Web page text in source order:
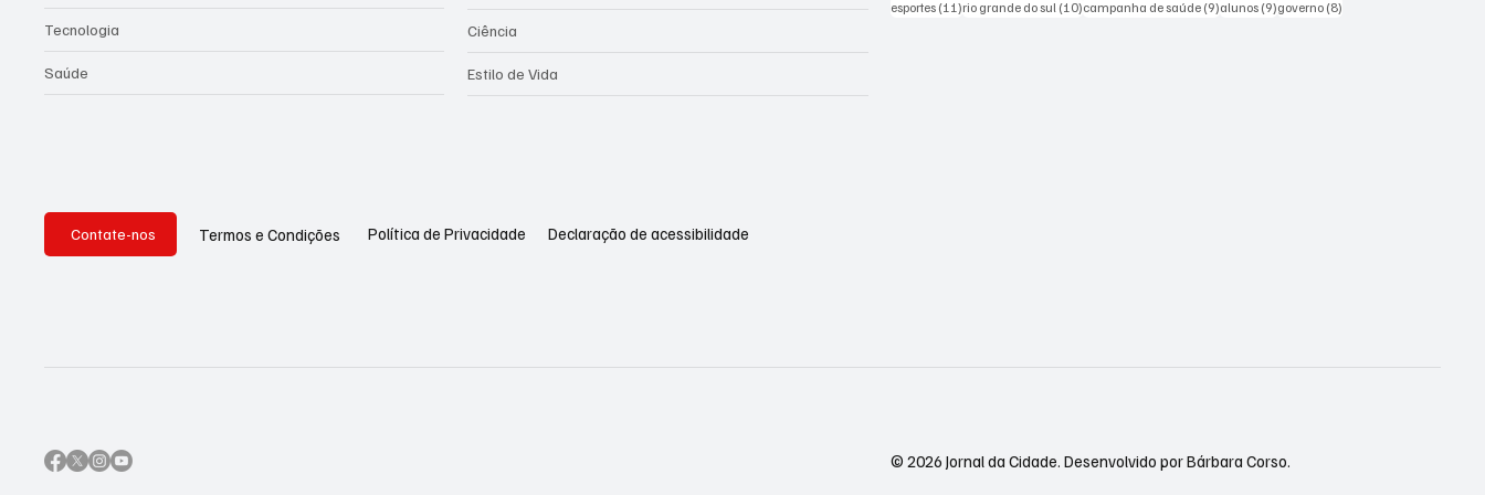
Tecnologia
Saúde
Ciência
Estilo de Vida
esportes (11)11 posts
rio grande do sul (10)10 posts
campanha de saúde (9)9 posts
alunos (9)9 posts
governo (8)
Contate-nos Termos e Condições Política de Privacidade Declaração de acessibilidade
© 2026 Jornal da Cidade. Desenvolvido por Bárbara Corso.